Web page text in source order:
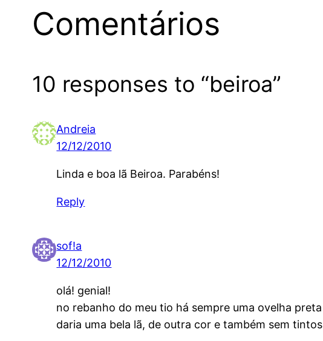
Comentários
10 responses to “beiroa”
Andreia
12/12/2010
Linda e boa lã Beiroa. Parabéns!
Reply
sof!a
12/12/2010
olá! genial!
no rebanho do meu tio há sempre uma ovelha preta
daria uma bela lã, de outra cor e também sem tintos